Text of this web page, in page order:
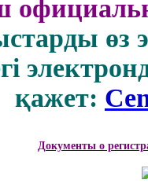
өз
қажет:
Документы о